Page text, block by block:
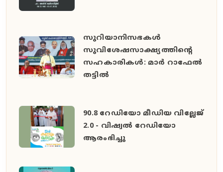
സുറിയാനിസഭകൾ
സുവിശേഷസാക്ഷ്യത്തിൻ്റെ
സഹകാരികൾ: മാർ റാഫേൽ
തട്ടിൽ
90.8 റേഡിയോ മീഡിയ വില്ലേജ്
2.0 - വിഷ്വൽ റേഡിയോ
ആരംഭിച്ചു